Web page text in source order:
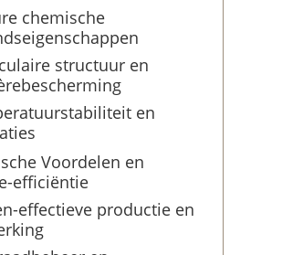
chemische
structuur en
en
Voordelen en
efficiëntie
effectieve productie en